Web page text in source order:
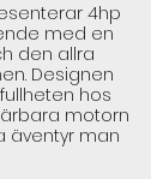
4hp
med en
den allra
Designen
hos
motorn
äventyr man